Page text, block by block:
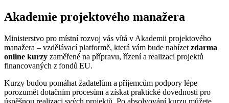
Akademie projektového manažera
Ministerstvo pro místní rozvoj vás vítá v Akademii projektového
manažera – vzdělávací platformě, která vám bude nabízet zdarma
online kurzy zaměřené na přípravu, řízení a realizaci projektů
financovaných z fondů EU.
Kurzy budou pomáhat žadatelům a příjemcům podpory lépe
porozumět dotačním procesům a získat praktické dovednosti pro
úspěšnou realizaci svých projektů. Po absolvování kurzu můžete